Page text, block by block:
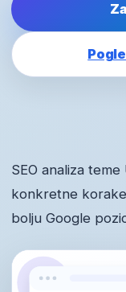
SEO analiza
konkretne
bolju Google